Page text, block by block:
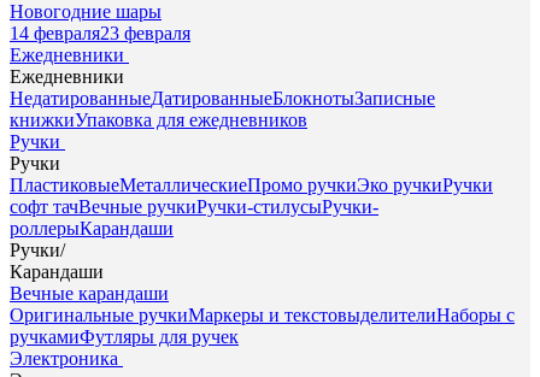
Новогодние шары
14 февраля23 февраля
Ежедневники
Ежедневники
НедатированныеДатированныеБлокнотыЗаписные
книжкиУпаковка для ежедневников
Ручки
Ручки
ПластиковыеМеталлическиеПромо ручкиЭко ручкиРучки
софт тачВечные ручкиРучки-стилусыРучки-
роллерыКарандаши
Ручки/
Карандаши
Вечные карандаши
Оригинальные ручкиМаркеры и текстовыделителиНаборы с
ручкамиФутляры для ручек
Электроника